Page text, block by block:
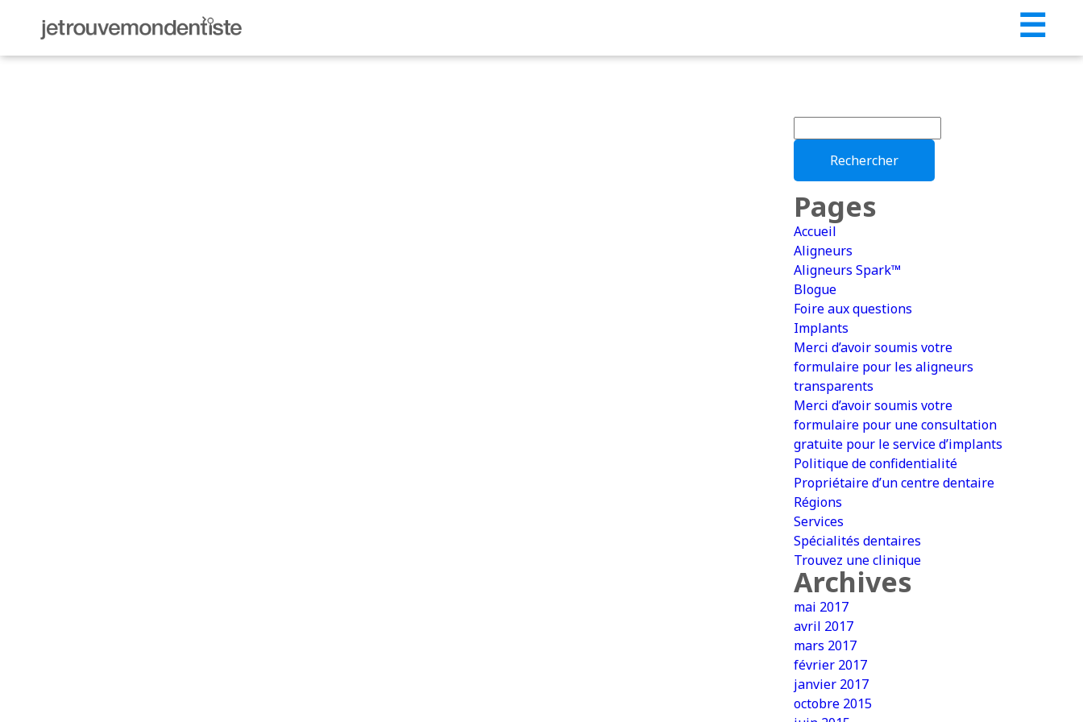
☰
Pages
Accueil
Aligneurs
Aligneurs Spark™
Blogue
Foire aux questions
Implants
Merci d’avoir soumis votre
formulaire pour les aligneurs
transparents
Merci d’avoir soumis votre
formulaire pour une consultation
gratuite pour le service d’implants
Politique de confidentialité
Propriétaire d’un centre dentaire
Régions
Services
Spécialités dentaires
Trouvez une clinique
Archives
mai 2017
avril 2017
mars 2017
février 2017
janvier 2017
octobre 2015